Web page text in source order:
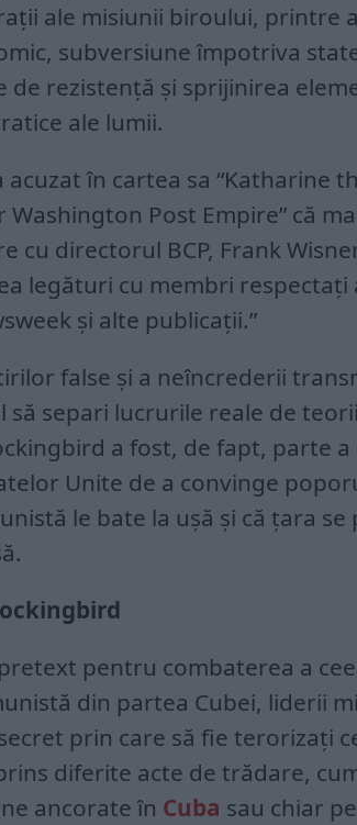
ale misiunii biroului, printre
subversiune împotriva
rezistență și sprijinirea
ale lumii.
acuzat în cartea sa “Katharine
Washington Post Empire” că
cu directorul BCP, Frank
legături cu membri respectați
și alte publicații.”
false și a neîncrederii
să separi lucrurile reale de
a fost, de fapt, parte
Unite de a convinge
le bate la ușă și că țara
pentru combaterea a
din partea Cubei, liderii
prin care să fie terorizați
diferite acte de trădare,
ancorate în Cuba sau chiar